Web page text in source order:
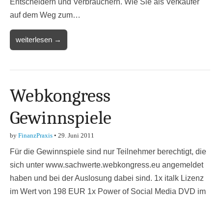
auf dem Weg zum…
weiterlesen →
Webkongress
Gewinnspiele
by FinanzPraxis • 29. Juni 2011
Für die Gewinnspiele sind nur Teilnehmer berechtigt, die
sich unter www.sachwerte.webkongress.eu angemeldet
haben und bei der Auslosung dabei sind. 1x italk Lizenz
im Wert von 198 EUR 1x Power of Social Media DVD im